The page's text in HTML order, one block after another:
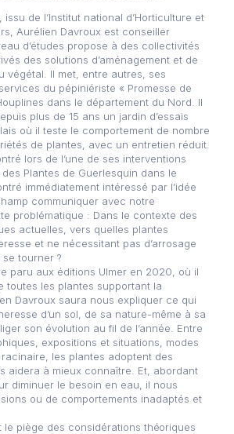
de l’Institut national d’Horticulture et
Aurélien Davroux est conseiller
d’études propose à des collectivités
des solutions d’aménagement et de
végétal. Il met, entre autres, ses
du pépiniériste « Promesse de
dans le département du Nord. Il
plus de 15 ans un jardin d’essais
où il teste le comportement de nombre
de plantes, avec un entretien réduit.
lors de l’une de ses interventions
Plantes de Guerlesquin dans le
immédiatement intéressé par l’idée
communiquer avec notre
problématique : Dans le contexte des
actuelles, vers quelles plantes
et ne nécessitant pas d’arrosage
tourner ?
paru aux éditions Ulmer en 2020, où il
toutes les plantes supportant la
Davroux saura nous expliquer ce qui
d’un sol, de sa nature-même à sa
son évolution au fil de l’année. Entre
expositions et situations, modes
les plantes adoptent des
aidera à mieux connaître. Et, abordant
diminuer le besoin en eau, il nous
ou de comportements inadaptés et
le piège des considérations théoriques